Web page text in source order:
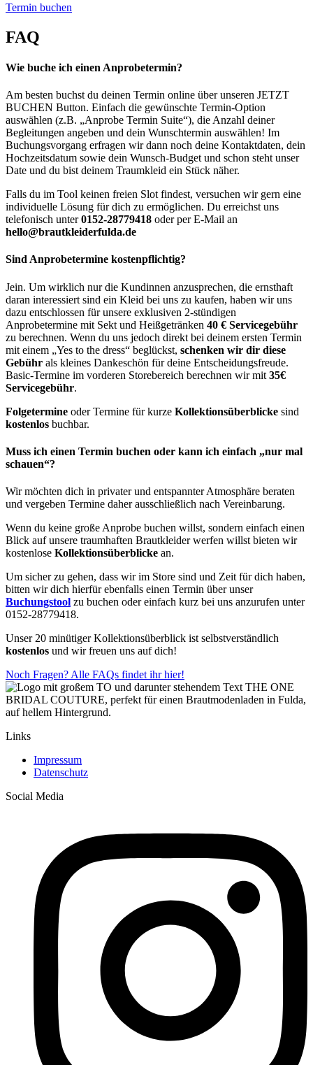
Termin buchen
FAQ
Wie buche ich einen Anprobetermin?
Am besten buchst du deinen Termin online über unseren JETZT
BUCHEN Button. Einfach die gewünschte Termin-Option
auswählen (z.B. „Anprobe Termin Suite“), die Anzahl deiner
Begleitungen angeben und dein Wunschtermin auswählen! Im
Buchungsvorgang erfragen wir dann noch deine Kontaktdaten, dein
Hochzeitsdatum sowie dein Wunsch-Budget und schon steht unser
Date und du bist deinem Traumkleid ein Stück näher.
Falls du im Tool keinen freien Slot findest, versuchen wir gern eine
individuelle Lösung für dich zu ermöglichen. Du erreichst uns
telefonisch unter0152-28779418 oder per E-Mail an
hello@brautkleiderfulda.de
Sind Anprobetermine kostenpflichtig?
Jein. Um wirklich nur die Kundinnen anzusprechen, die ernsthaft
daran interessiert sind ein Kleid bei uns zu kaufen, haben wir uns
dazu entschlossen für unsere exklusiven 2-stündigen
Anprobetermine mit Sekt und Heißgetränken 40 € Servicegebühr
zu berechnen. Wenn du uns jedoch direkt bei deinem ersten Termin
mit einem „Yes to the dress“ beglückst, schenken wir dir diese
Gebühr als kleines Dankeschön für deine Entscheidungsfreude.
Basic-Termine im vorderen Storebereich berechnen wir mit 35€
Servicegebühr.
Folgetermine oder Termine für kurze Kollektionsüberblicke sind
kostenlos buchbar.
Muss ich einen Termin buchen oder kann ich einfach „nur mal
schauen“?
Wir möchten dich in privater und entspannter Atmosphäre beraten
und vergeben Termine daher ausschließlich nach Vereinbarung.
Wenn du keine große Anprobe buchen willst, sondern einfach einen
Blick auf unsere traumhaften Brautkleider werfen willst bieten wir
kostenlose Kollektionsüberblicke an.
Um sicher zu gehen, dass wir im Store sind und Zeit für dich haben,
bitten wir dich hierfür ebenfalls einen Termin über unser
Buchungstool zu buchen oder einfach kurz bei uns anzurufen unter
0152-28779418.
Unser 20 minütiger Kollektionsüberblick ist selbstverständlich
kostenlos und wir freuen uns auf dich!
Noch Fragen? Alle FAQs findet ihr hier!
Links
Impressum
Datenschutz
Social Media